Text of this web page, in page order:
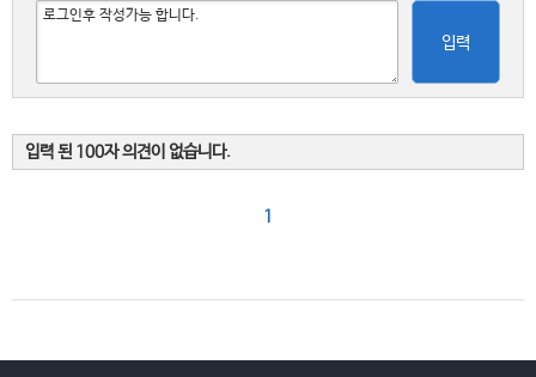
입력
입력 된 100자 의견이 없습니다.
1